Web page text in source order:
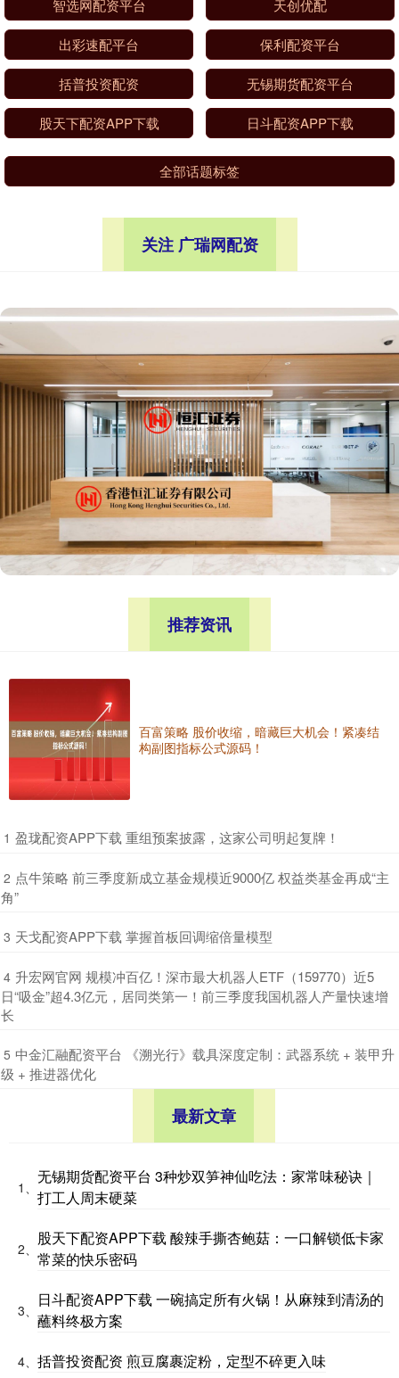
智选网配资平台 天创优配
出彩速配平台 保利配资平台
括普投资配资 无锡期货配资平台
股天下配资APP下载 日斗配资APP下载
全部话题标签
关注 广瑞网配资
推荐资讯
百富策略 股价收缩，暗藏巨大机会！紧凑结
构副图指标公式源码！
1 ​盈珑配资APP下载 重组预案披露，这家公司明起复牌！
2 ​点牛策略 前三季度新成立基金规模近9000亿 权益类基金再成“主
角”
3 ​天戈配资APP下载 掌握首板回调缩倍量模型
4 ​升宏网官网 规模冲百亿！深市最大机器人ETF（159770）近5
日“吸金”超4.3亿元，居同类第一！前三季度我国机器人产量快速增
长
5 ​中金汇融配资平台 《溯光行》载具深度定制：武器系统 + 装甲升
级 + 推进器优化
最新文章
1、
无锡期货配资平台 3种炒双笋神仙吃法：家常味秘诀｜
打工人周末硬菜
2、
股天下配资APP下载 酸辣手撕杏鲍菇：一口解锁低卡家
常菜的快乐密码
3、
日斗配资APP下载 一碗搞定所有火锅！从麻辣到清汤的
蘸料终极方案
4、 括普投资配资 煎豆腐裹淀粉，定型不碎更入味